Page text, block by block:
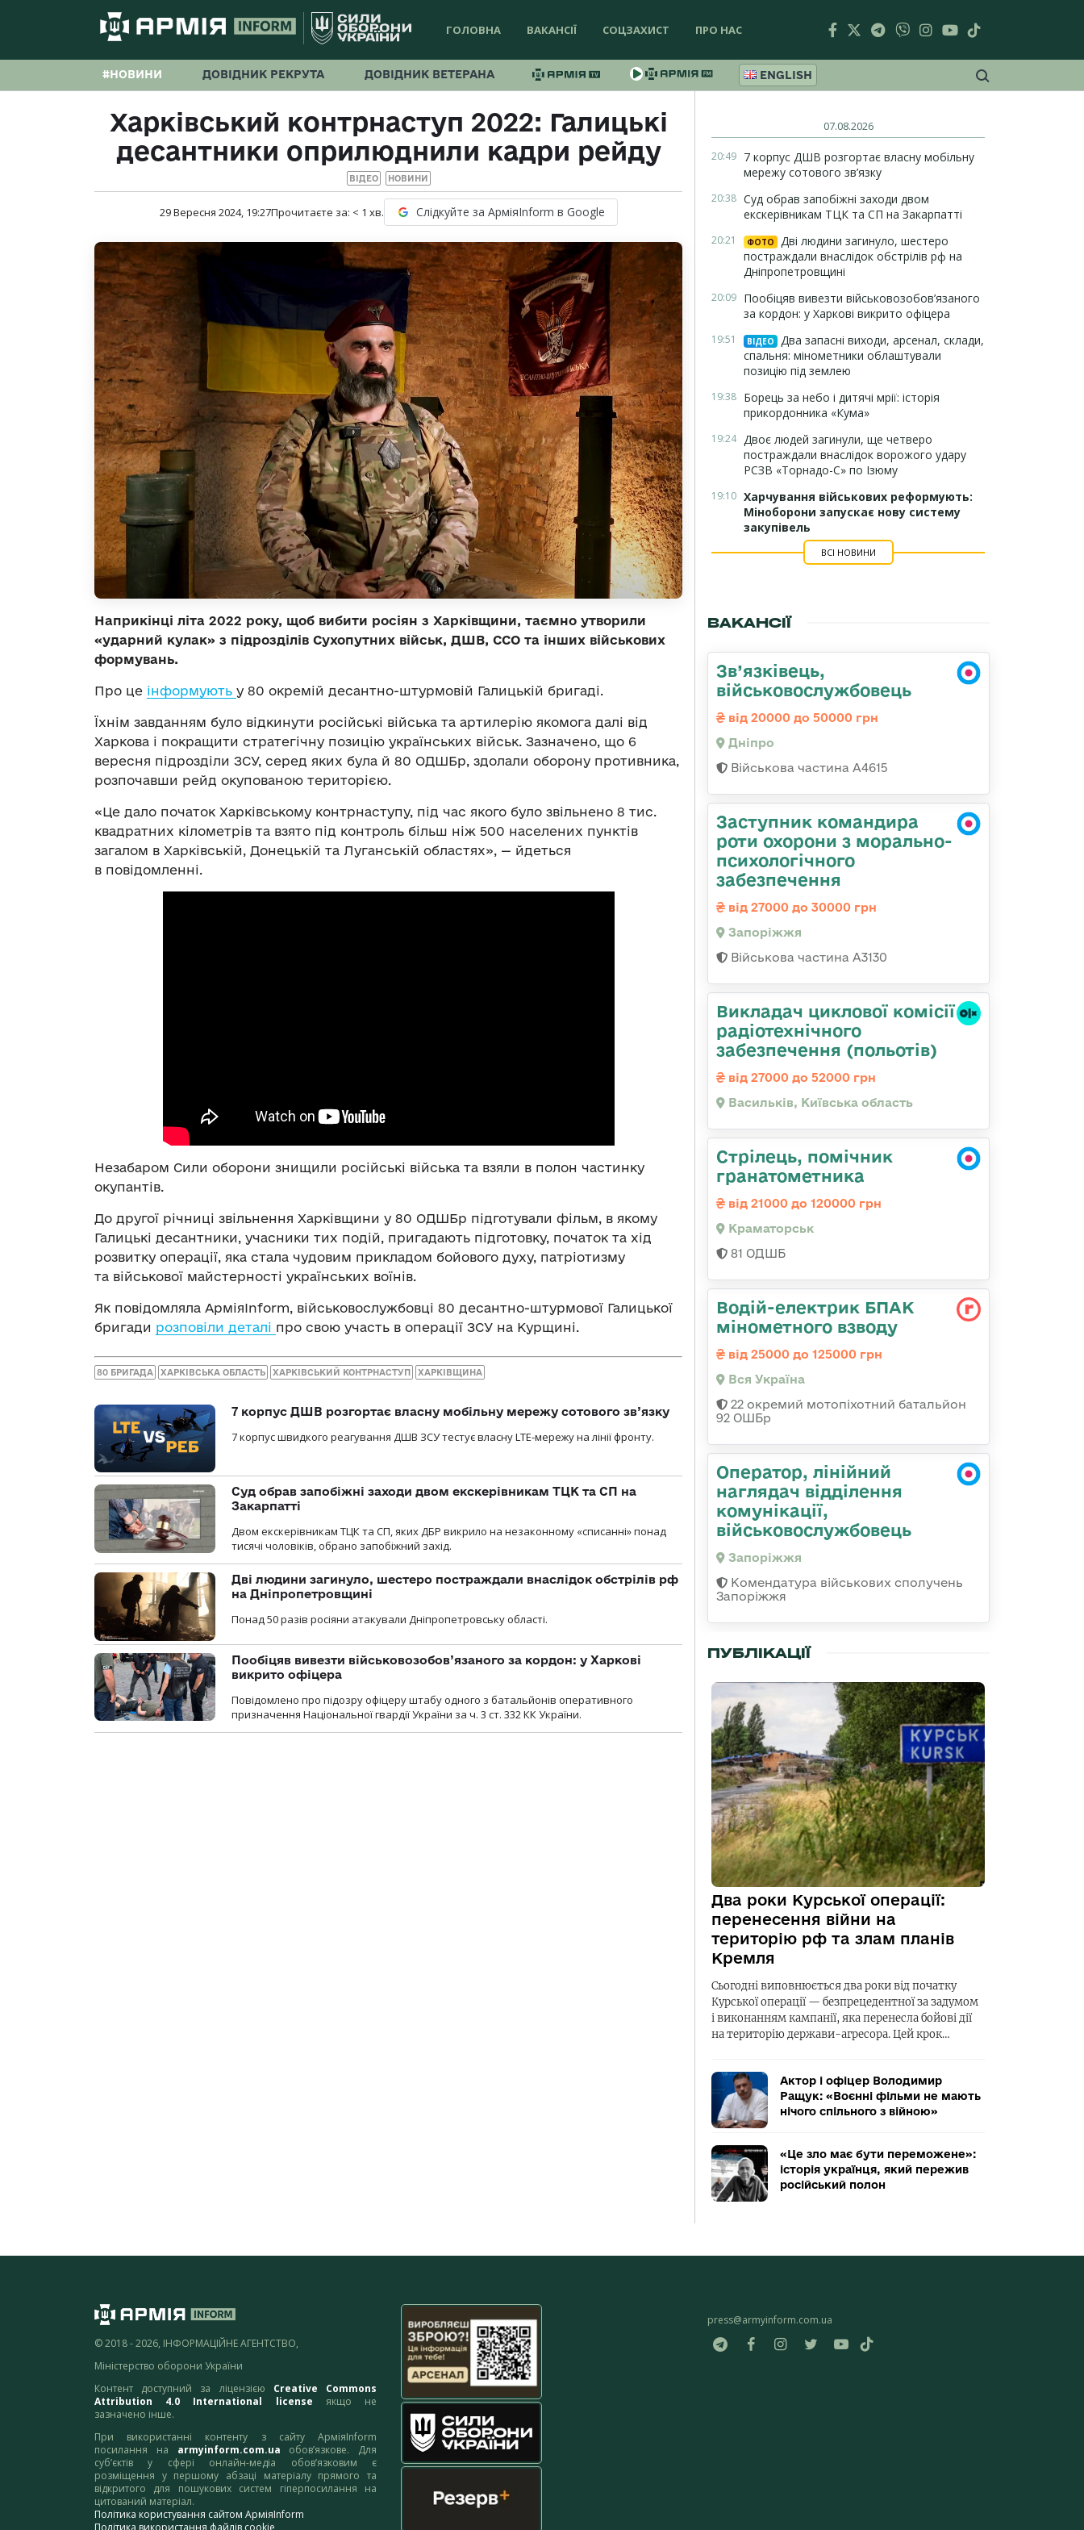
ГОЛОВНА ВАКАНСІЇ СОЦЗАХИСТ ПРО НАС
#НОВИНИ ДОВІДНИК РЕКРУТА ДОВІДНИК ВЕТЕРАНА ENGLISH
Харківський контрнаступ 2022: Галицькі
десантники оприлюднили кадри рейду
ВІДЕО НОВИНИ
29 Вересня 2024, 19:27Прочитаєте за: < 1 хв. Слідкуйте за АрміяInform в Google
Наприкінці літа 2022 року, щоб вибити росіян з Харківщини, таємно утворили
«ударний кулак» з підрозділів Сухопутних військ, ДШВ, ССО та інших військових
формувань.
Про це інформують у 80 окремій десантно-штурмовій Галицькій бригаді.
Їхнім завданням було відкинути російські війська та артилерію якомога далі від
Харкова і покращити стратегічну позицію українських військ. Зазначено, що 6
вересня підрозділи ЗСУ, серед яких була й 80 ОДШБр, здолали оборону противника,
розпочавши рейд окупованою територією.
«Це дало початок Харківському контрнаступу, під час якого було звільнено 8 тис.
квадратних кілометрів та взято під контроль більш ніж 500 населених пунктів
загалом в Харківській, Донецькій та Луганській областях», — йдеться
в повідомленні.
Незабаром Сили оборони знищили російські війська та взяли в полон частинку
окупантів.
До другої річниці звільнення Харківщини у 80 ОДШБр підготували фільм, в якому
Галицькі десантники, учасники тих подій, пригадають підготовку, початок та хід
розвитку операції, яка стала чудовим прикладом бойового духу, патріотизму
та військової майстерності українських воїнів.
Як повідомляла АрміяInform, військовослужбовці 80 десантно-штурмової Галицької
бригади розповіли деталі про свою участь в операції ЗСУ на Курщині.
80 БРИГАДА ХАРКІВСЬКА ОБЛАСТЬ ХАРКІВСЬКИЙ КОНТРНАСТУП ХАРКІВЩИНА
7 корпус ДШВ розгортає власну мобільну мережу сотового зв’язку
7 корпус швидкого реагування ДШВ ЗСУ тестує власну LTE-мережу на лінії фронту.
Суд обрав запобіжні заходи двом екскерівникам ТЦК та СП на
Закарпатті
Двом екскерівникам ТЦК та СП, яких ДБР викрило на незаконному «списанні» понад
тисячі чоловіків, обрано запобіжний захід.
Дві людини загинуло, шестеро постраждали внаслідок обстрілів рф
на Дніпропетровщині
Понад 50 разів росіяни атакували Дніпропетровську області.
Пообіцяв вивезти військовозобов’язаного за кордон: у Харкові
викрито офіцера
Повідомлено про підозру офіцеру штабу одного з батальйонів оперативного
призначення Національної гвардії України за ч. 3 ст. 332 КК України.
07.08.2026
20:49 7 корпус ДШВ розгортає власну мобільну
мережу сотового зв’язку
20:38 Суд обрав запобіжні заходи двом
екскерівникам ТЦК та СП на Закарпатті
20:21 ФОТО
Дві людини загинуло, шестеро
постраждали внаслідок обстрілів рф на
Дніпропетровщині
20:09 Пообіцяв вивезти військовозобов’язаного
за кордон: у Харкові викрито офіцера
19:51 ВІДЕО
Два запасні виходи, арсенал, склади,
спальня: мінометники облаштували
позицію під землею
19:38 Борець за небо і дитячі мрії: історія
прикордонника «Кума»
19:24 Двоє людей загинули, ще четверо
постраждали внаслідок ворожого удару
РСЗВ «Торнадо-С» по Ізюму
19:10 Харчування військових реформують:
Міноборони запускає нову систему
закупівель
ВСІ НОВИНИ
ВАКАНСІЇ
Зв’язківець,
військовослужбовець
від 20000 до 50000 грн
Дніпро
Військова частина А4615
Заступник командира
роти охорони з морально-
психологічного
забезпечення
від 27000 до 30000 грн
Запоріжжя
Військова частина А3130
Викладач циклової комісії
радіотехнічного
забезпечення (польотів)
від 27000 до 52000 грн
Васильків, Київська область
Стрілець, помічник
гранатометника
від 21000 до 120000 грн
Краматорськ
81 ОДШБ
Водій-електрик БПАК
мінометного взводу
від 25000 до 125000 грн
Вся Україна
22 окремий мотопіхотний батальйон
92 ОШБр
Оператор, лінійний
наглядач відділення
комунікації,
військовослужбовець
Запоріжжя
Комендатура військових сполучень
Запоріжжя
ПУБЛІКАЦІЇ
Два роки Курської операції:
перенесення війни на
територію рф та злам планів
Кремля
Сьогодні виповнюється два роки від початку
Курської операції — безпрецедентної за задумом
і виконанням кампанії, яка перенесла бойові дії
на територію держави-агресора. Цей крок…
Актор і офіцер Володимир
Ращук: «Воєнні фільми не мають
нічого спільного з війною»
«Це зло має бути переможене»:
історія українця, який пережив
російський полон
© 2018 - 2026, ІНФОРМАЦІЙНЕ АГЕНТСТВО,
Міністерство оборони України
Контент доступний за ліцензією Creative Commons
Attribution 4.0 International license якщо не
зазначено інше.
При використанні контенту з сайту АрміяInform
посилання на armyinform.com.ua обов’язкове. Для
суб’єктів у сфері онлайн-медіа обов’язковим є
розміщення у першому абзаці матеріалу прямого та
відкритого для пошукових систем гіперпосилання на
цитований матеріал.
Політика користування сайтом АрміяInform
press@armyinform.com.ua